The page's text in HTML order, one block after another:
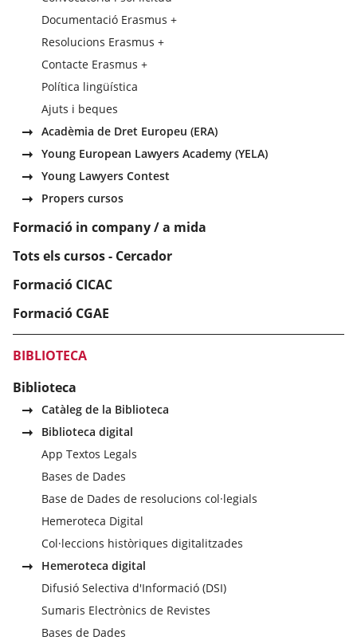
Documentació Erasmus +
Resolucions Erasmus +
Contacte Erasmus +
Política lingüística
Ajuts i beques
Acadèmia de Dret Europeu (ERA)
Young European Lawyers Academy (YELA)
Young Lawyers Contest
Propers cursos
Formació in company / a mida
Tots els cursos - Cercador
Formació CICAC
Formació CGAE
BIBLIOTECA
Biblioteca
Catàleg de la Biblioteca
Biblioteca digital
App Textos Legals
Bases de Dades
Base de Dades de resolucions col·legials
Hemeroteca Digital
Col·leccions històriques digitalitzades
Hemeroteca digital
Difusió Selectiva d'Informació (DSI)
Sumaris Electrònics de Revistes
Bases de Dades